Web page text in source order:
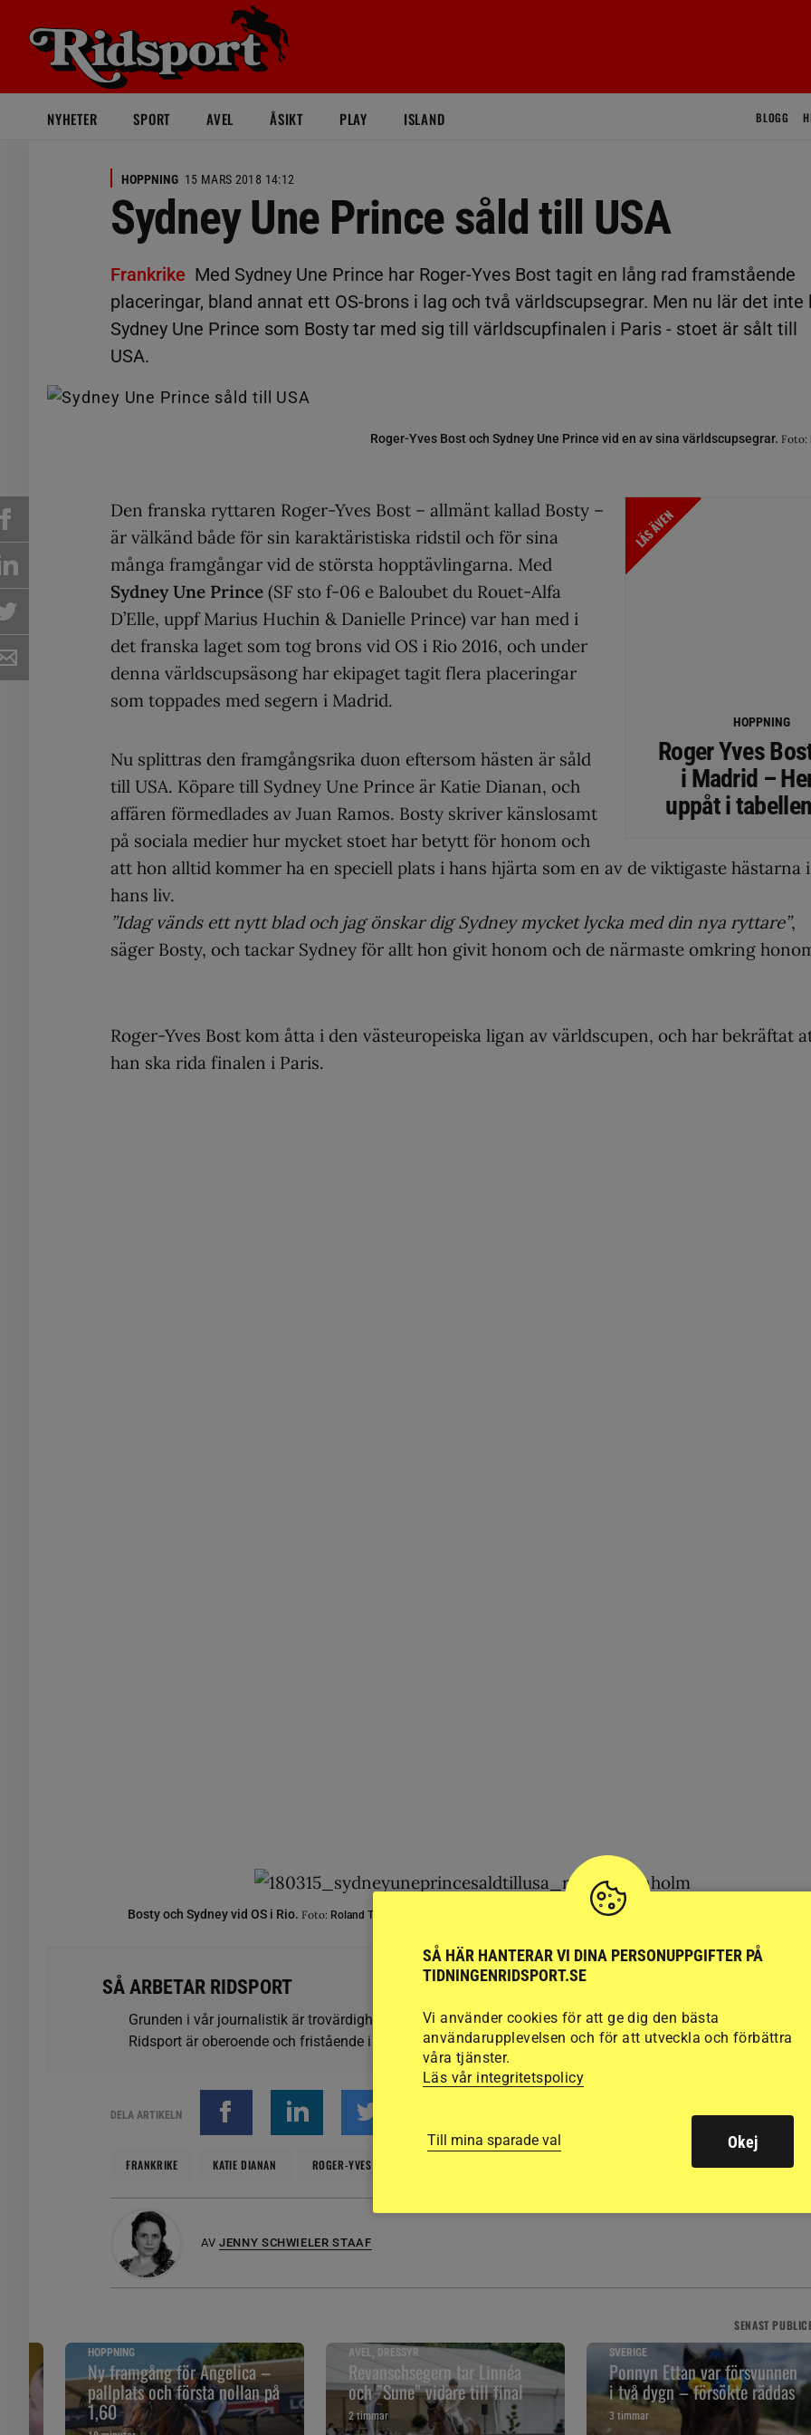
NYHETER SPORT AVEL ÅSIKT PLAY ISLAND BLOGG
HOPPNING 15 MARS 2018 14:12
Sydney Une Prince såld till USA
Frankrike Med Sydney Une Prince har Roger-Yves Bost tagit en lång rad framstående
placeringar, bland annat ett OS-brons i lag och två världscupsegrar. Men nu lär det inte
Sydney Une Prince som Bosty tar med sig till världscupfinalen i Paris - stoet är sålt till
USA.
Roger-Yves Bost och Sydney Une Prince vid en av sina världscupsegrar. Foto:
LÄS ÄVEN
HOPPNING
Roger Yves
i Madrid –
uppåt i
Den franska ryttaren Roger-Yves Bost – allmänt kallad Bosty –
är välkänd både för sin karaktäristiska ridstil och för sina
många framgångar vid de största hopptävlingarna. Med
Sydney Une Prince (SF sto f-06 e Baloubet du Rouet-Alfa
D’Elle, uppf Marius Huchin & Danielle Prince) var han med i
det franska laget som tog brons vid OS i Rio 2016, och under
denna världscupsäsong har ekipaget tagit flera placeringar
som toppades med segern i Madrid.
Nu splittras den framgångsrika duon eftersom hästen är såld
till USA. Köpare till Sydney Une Prince är Katie Dianan, och
affären förmedlades av Juan Ramos. Bosty skriver känslosamt
på sociala medier hur mycket stoet har betytt för honom och
att hon alltid kommer ha en speciell plats i hans hjärta som en av de viktigaste hästarna i
hans liv.
”Idag vänds ett nytt blad och jag önskar dig Sydney mycket lycka med din nya ryttare”,
säger Bosty, och tackar Sydney för allt hon givit honom och de närmaste omkring
Roger-Yves Bost kom åtta i den västeuropeiska ligan av världscupen, och har bekräftat
han ska rida finalen i Paris.
Bosty och Sydney vid OS i Rio. Foto: Roland Thunholm
SÅ ARBETAR RIDSPORT
Grunden i vår journalistik är trovärdighet och opartiskhet. Det vi publicerar ska vara sant och relevant.
Ridsport är oberoende och fristående i förhållande till ekonomiska, privata, politiska och andra intressen.
DELA ARTIKELN
FRANKRIKE KATIE DIANAN ROGER-YVES BOST
AV JENNY SCHWIELER STAAF
SENAST
HOPPNING
Ny framgång för Angelica –
pallplats och första nollan på
1,60
AVEL, DRESSYR
Revanschsegern tar Linnéa
och ”Sune” vidare till final
2 timmar
SVERIGE
Ponnyn Ettan var försvunnen
i två dygn – försökte räddas
3 timmar
SÅ HÄR HANTERAR VI DINA PERSONUPPGIFTER PÅ
TIDNINGENRIDSPORT.SE
Vi använder cookies för att ge dig den bästa
användarupplevelsen och för att utveckla och förbättra
våra tjänster.
Läs vår integritetspolicy
Till mina sparade val Okej